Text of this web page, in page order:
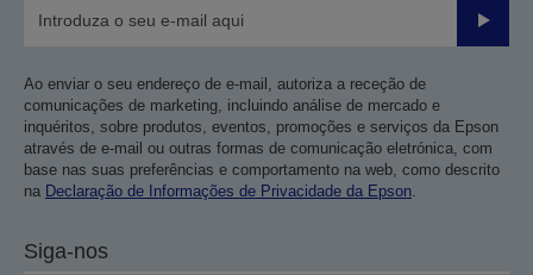
Enviar
Ao enviar o seu endereço de e-mail, autoriza a receção de
comunicações de marketing, incluindo análise de mercado e
inquéritos, sobre produtos, eventos, promoções e serviços da Epson
através de e-mail ou outras formas de comunicação eletrónica, com
base nas suas preferências e comportamento na web, como descrito
na Declaração de Informações de Privacidade da Epson.
Siga-nos